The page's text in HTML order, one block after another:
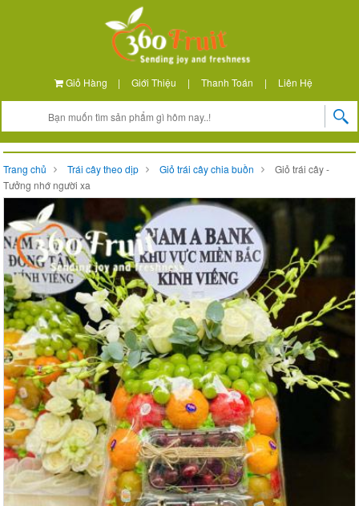
Giỏ Hàng | Giới Thiệu | Thanh Toán | Liên Hệ
Trang chủ Trái cây theo dịp Giỏ trái cây chia buồn
Giỏ trái cây -
Tưởng nhớ người xa